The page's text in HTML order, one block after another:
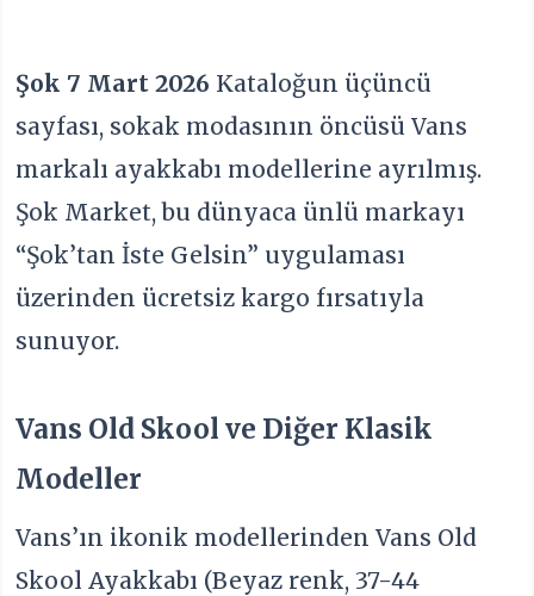
Şok 7 Mart 2026 Kataloğun üçüncü
sayfası, sokak modasının öncüsü Vans
markalı ayakkabı modellerine ayrılmış.
Şok Market, bu dünyaca ünlü markayı
“Şok’tan İste Gelsin” uygulaması
üzerinden ücretsiz kargo fırsatıyla
sunuyor.
Vans Old Skool ve Diğer Klasik
Modeller
Vans’ın ikonik modellerinden Vans Old
Skool Ayakkabı (Beyaz renk, 37-44